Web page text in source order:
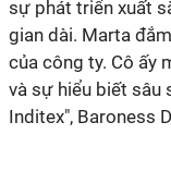
sự phát triển xuất
gian dài. Marta
của công ty. Cô ấy
và sự hiểu biết sâu
Inditex", Baroness